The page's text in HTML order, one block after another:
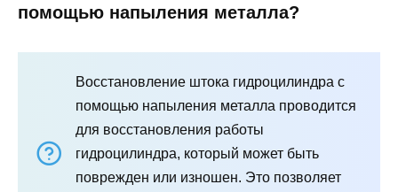
помощью напыления металла?
Восстановление штока гидроцилиндра с
помощью напыления металла проводится
для восстановления работы
гидроцилиндра, который может быть
поврежден или изношен. Это позволяет